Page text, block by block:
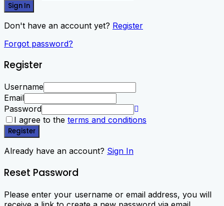
Sign In
Don't have an account yet? Register
Forgot password?
Register
Username
Email
Password
I agree to the terms and conditions
Register
Already have an account? Sign In
Reset Password
Please enter your username or email address, you will